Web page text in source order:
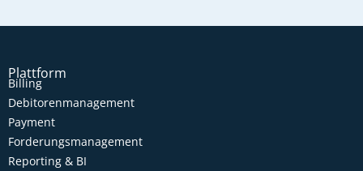
Plattform
Billing
Debitorenmanagement
Payment
Forderungsmanagement
Reporting & BI